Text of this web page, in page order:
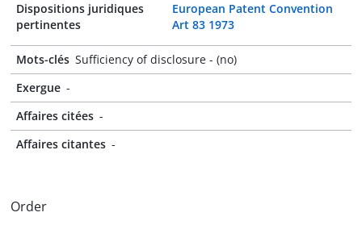
Dispositions juridiques
pertinentes
European Patent Convention
Art 83 1973
Mots-clés Sufficiency of disclosure - (no)
Exergue -
Affaires citées -
Affaires citantes -
Order